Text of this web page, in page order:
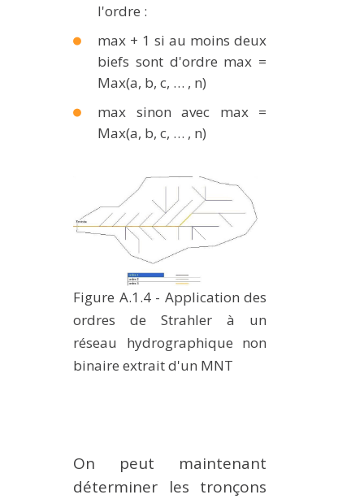
l'ordre :
max + 1 si au moins deux
biefs sont d'ordre max =
Max(a, b, c, … , n)
max sinon avec max =
Max(a, b, c, … , n)
Figure A.1.4 - Application des
ordres de Strahler à un
réseau hydrographique non
binaire extrait d'un MNT
On peut maintenant
déterminer les tronçons